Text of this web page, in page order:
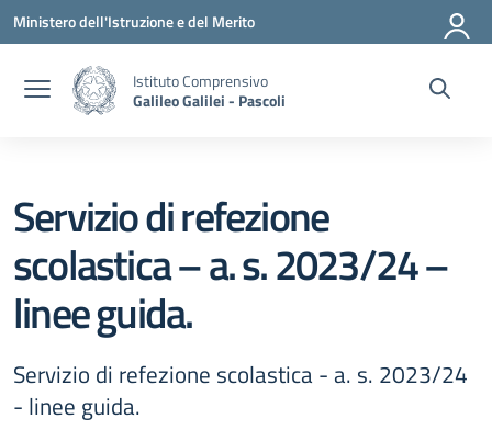
Vai ai contenuti
Vai al menu di navigazione
Vai al footer
Ministero dell'Istruzione e del Merito
Istituto Comprensivo
Galileo Galilei - Pascoli
Servizio di refezione
scolastica – a. s. 2023/24 –
linee guida.
Servizio di refezione scolastica - a. s. 2023/24
- linee guida.